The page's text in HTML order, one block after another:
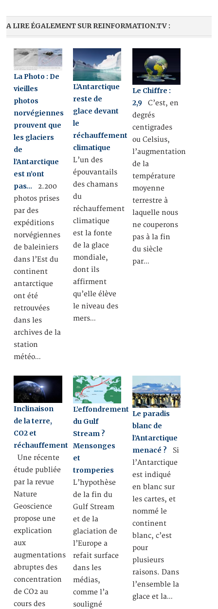
A LIRE ÉGALEMENT SUR REINFORMATION.TV :
La Photo : De
vieilles
photos
norvégiennes
prouvent que
les glaciers
de
l’Antarctique
est n’ont
pas… 2.200
photos prises
par des
expéditions
norvégiennes
de baleiniers
dans l’Est du
continent
antarctique
ont été
retrouvées
dans les
archives de la
station
météo…
L’Antarctique
reste de
glace devant
le
réchauffement
climatique
L’un des
épouvantails
des chamans
du
réchauffement
climatique
est la fonte
de la glace
mondiale,
dont ils
affirment
qu’elle élève
le niveau des
mers…
Le Chiffre :
2,9 C’est, en
degrés
centigrades
ou Celsius,
l’augmentation
de la
température
moyenne
terrestre à
laquelle nous
ne couperons
pas à la fin
du siècle
par…
Inclinaison
de la terre,
CO2 et
réchauffement
Une récente
étude publiée
par la revue
Nature
Geoscience
propose une
explication
aux
augmentations
abruptes des
concentration
de CO2 au
cours des
L’effondrement
du Gulf
Stream ?
Mensonges
et
tromperies
L’hypothèse
de la fin du
Gulf Stream
et de la
glaciation de
l’Europe a
refait surface
dans les
médias,
comme l’a
souligné
Le paradis
blanc de
l’Antarctique
menacé ? Si
l’Antarctique
est indiqué
en blanc sur
les cartes, et
nommé le
continent
blanc, c’est
pour
plusieurs
raisons. Dans
l’ensemble la
glace et la…